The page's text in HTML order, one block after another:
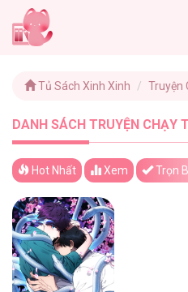
Tủ Sách Xinh Xinh Truyện
DANH SÁCH TRUYỆN CHẠY TRỐN
Hot Nhất Xem Trọn